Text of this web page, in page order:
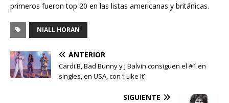
primeros fueron top 20 en las listas americanas y británicas.
NIALL HORAN
ANTERIOR
Cardi B, Bad Bunny y J Balvin consiguen el #1 en
singles, en USA, con ‘I Like It’
SIGUIENTE